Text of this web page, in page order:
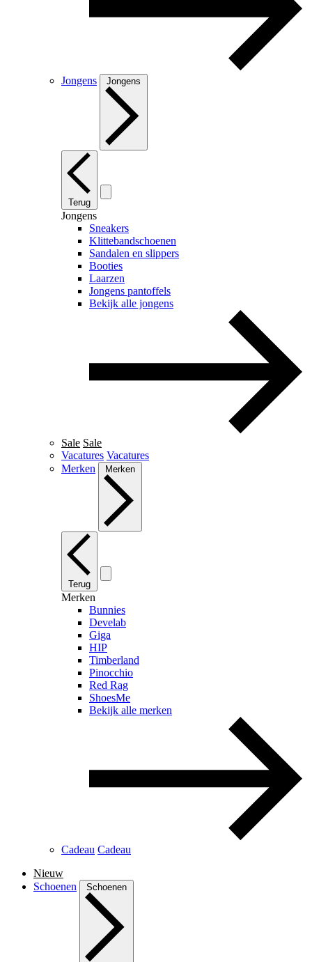
Jongens Jongens
Terug
Jongens
Sneakers
Klittebandschoenen
Sandalen en slippers
Booties
Laarzen
Jongens pantoffels
Bekijk alle jongens
Sale Sale
Vacatures Vacatures
Merken
Merken
Terug
Merken
Bunnies
Develab
Giga
HIP
Timberland
Pinocchio
Red Rag
ShoesMe
Bekijk alle merken
Cadeau Cadeau
Nieuw
Schoenen
Schoenen